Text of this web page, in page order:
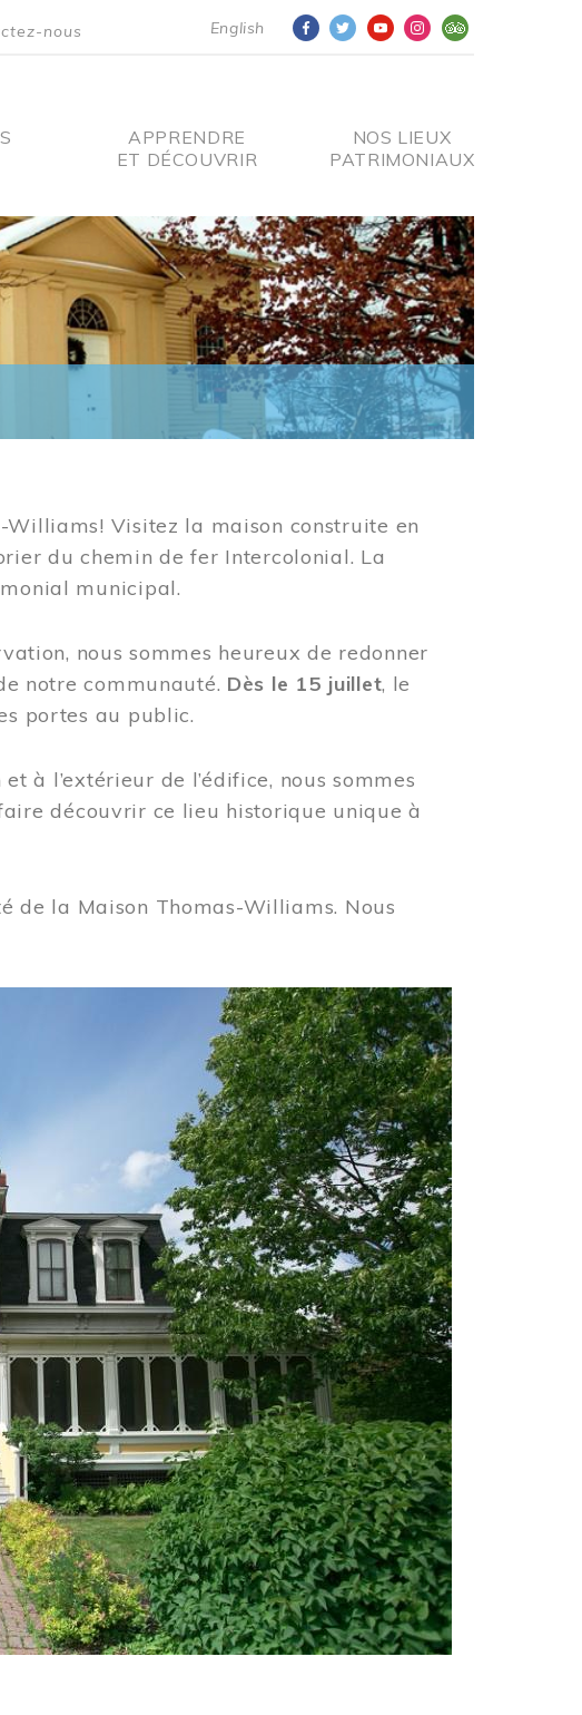
English
nous
APPRENDRE
ET DÉCOUVRIR
NOS LIEUX
PATRIMONIAUX
Visitez la maison construite en
du chemin de fer Intercolonial. La
municipal.
nous sommes heureux de redonner
notre communauté. Dès le 15 juillet, le
portes au public.
à l’extérieur de l’édifice, nous sommes
découvrir ce lieu historique unique à
de la Maison Thomas-Williams. Nous